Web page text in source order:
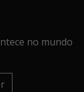
no mundo